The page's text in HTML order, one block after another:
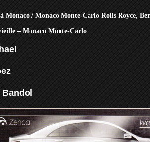
Monaco / Monaco Monte-Carlo Rolls Royce,
– Monaco Monte-Carlo